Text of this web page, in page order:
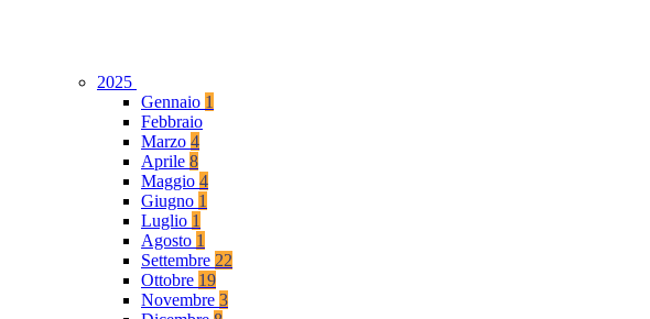
2025
Gennaio 1
Febbraio
Marzo 4
Aprile 8
Maggio 4
Giugno 1
Luglio 1
Agosto 1
Settembre 22
Ottobre 19
Novembre 3